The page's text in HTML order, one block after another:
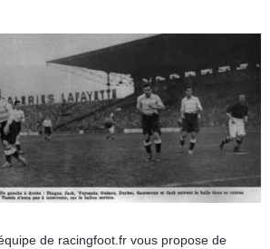
de racingfoot.fr vous propose de